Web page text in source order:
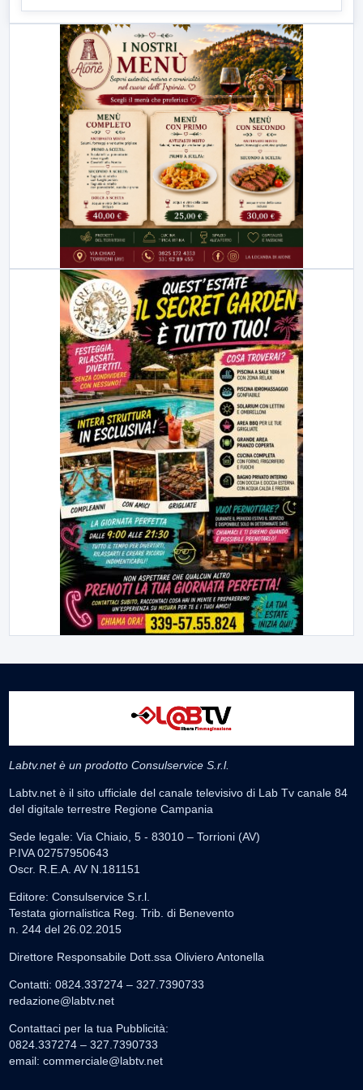
Labtv.net è un prodotto Consulservice S.r.l.
Labtv.net è il sito ufficiale del canale televisivo di Lab Tv canale 84
del digitale terrestre Regione Campania
Sede legale: Via Chiaio, 5 - 83010 – Torrioni (AV)
P.IVA 02757950643
Oscr. R.E.A. AV N.181151
Editore: Consulservice S.r.l.
Testata giornalistica Reg. Trib. di Benevento
n. 244 del 26.02.2015
Direttore Responsabile Dott.ssa Oliviero Antonella
Contatti: 0824.337274 – 327.7390733
redazione@labtv.net
Contattaci per la tua Pubblicità:
0824.337274 – 327.7390733
email: commerciale@labtv.net